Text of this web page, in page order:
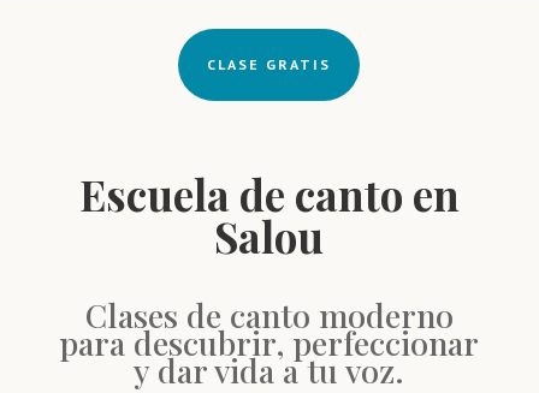
CLASE GRATIS
Escuela de canto en
Salou
Clases de canto moderno
para descubrir, perfeccionar
y dar vida a tu voz.